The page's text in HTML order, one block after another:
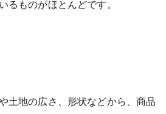
るものがほとんどです。
土地の広さ、形状などから、商品